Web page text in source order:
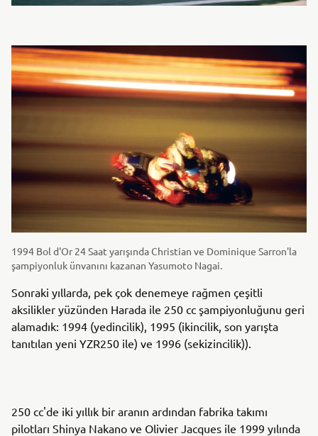
1994 Bol d'Or 24 Saat yarışında Christian ve Dominique Sarron'la
şampiyonluk ünvanını kazanan Yasumoto Nagai.
Sonraki yıllarda, pek çok denemeye rağmen çeşitli
aksilikler yüzünden Harada ile 250 cc şampiyonluğunu geri
alamadık: 1994 (yedincilik), 1995 (ikincilik, son yarışta
tanıtılan yeni YZR250 ile) ve 1996 (sekizincilik)).
250 cc'de iki yıllık bir aranın ardından fabrika takımı
pilotları Shinya Nakano ve Olivier Jacques ile 1999 yılında